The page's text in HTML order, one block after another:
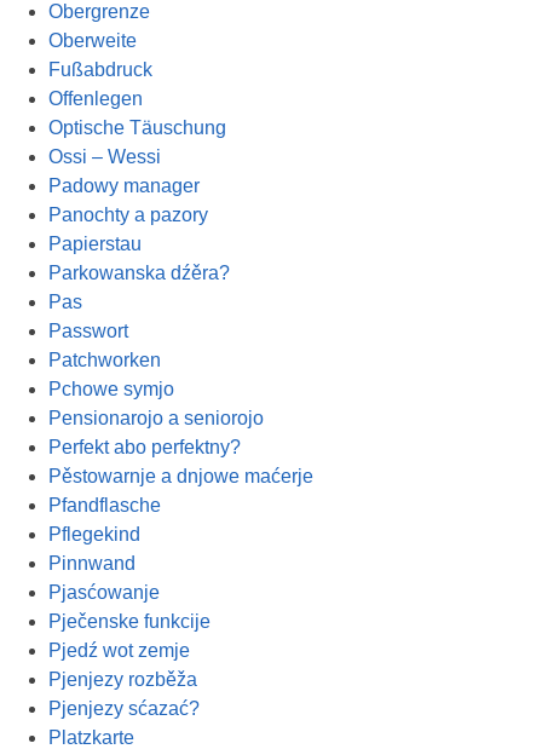
Obergrenze
Oberweite
Fußabdruck
Offenlegen
Optische Täuschung
Ossi – Wessi
Padowy manager
Panochty a pazory
Papierstau
Parkowanska dźěra?
Pas
Passwort
Patchworken
Pchowe symjo
Pensionarojo a seniorojo
Perfekt abo perfektny?
Pěstowarnje a dnjowe maćerje
Pfandflasche
Pflegekind
Pinnwand
Pjasćowanje
Pječenske funkcije
Pjedź wot zemje
Pjenjezy rozběža
Pjenjezy sćazać?
Platzkarte